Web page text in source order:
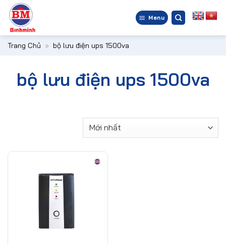
qua
nội
dung
Menu
Trang Chủ » bộ lưu điện ups 1500va
bộ lưu điện ups 1500va